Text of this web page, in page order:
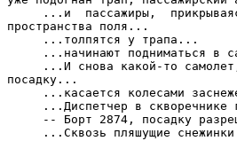
...и  пассажиры,
пространства поля...
     ...толпятся у трапа...
...начинают подниматься в
...И снова какой-то
посадку...
...касается колесами
...Диспетчер в скворечнике
-- Борт 2874, посадку
...Сквозь пляшущие